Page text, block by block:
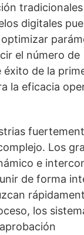
tradicionales
digitales
el número de
éxito de la
la eficacia
Los
e
de forma
los